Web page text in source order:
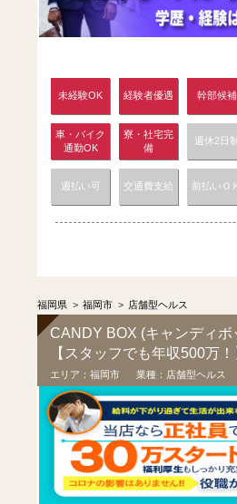
未経験OK 経験者優遇 幹部候補
車・バイク
通勤OK
寮・社宅完
備
週休2日制
週払い可 交通費支給 前払いＯ
福岡県 > 福岡市 > 店舗型ヘルス
CANDY BOX (キャンディボ
エリア： 福岡市 業種： 店舗型ヘルス